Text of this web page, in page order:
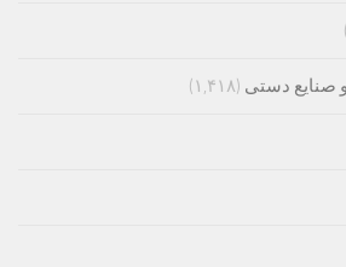
صنایع دستی (۱,۴۱۸)